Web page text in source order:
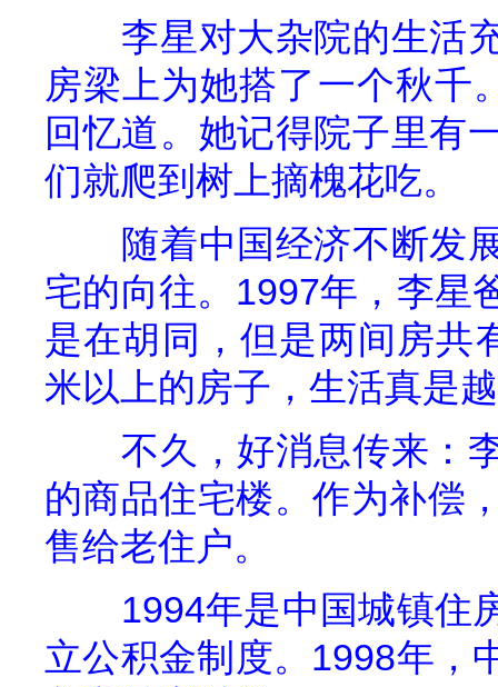
李星对大杂院的生活
房梁上为她搭了一个秋千
回忆道。她记得院子里有
们就爬到树上摘槐花吃。
随着中国经济不断发
宅的向往。 1997年，李星
是在胡同，但是两间房共
米以上的房子，生活真是
不久，好消息传来：
的商品住宅楼。作为补偿
售给老住户。
1994年是中国城镇住
立公积金制度。 1998年，